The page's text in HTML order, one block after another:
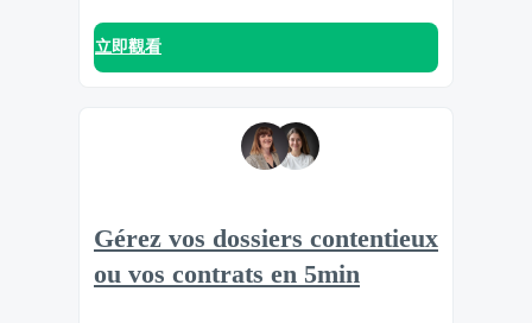
立即觀看
Gérez vos dossiers contentieux
ou vos contrats en 5min